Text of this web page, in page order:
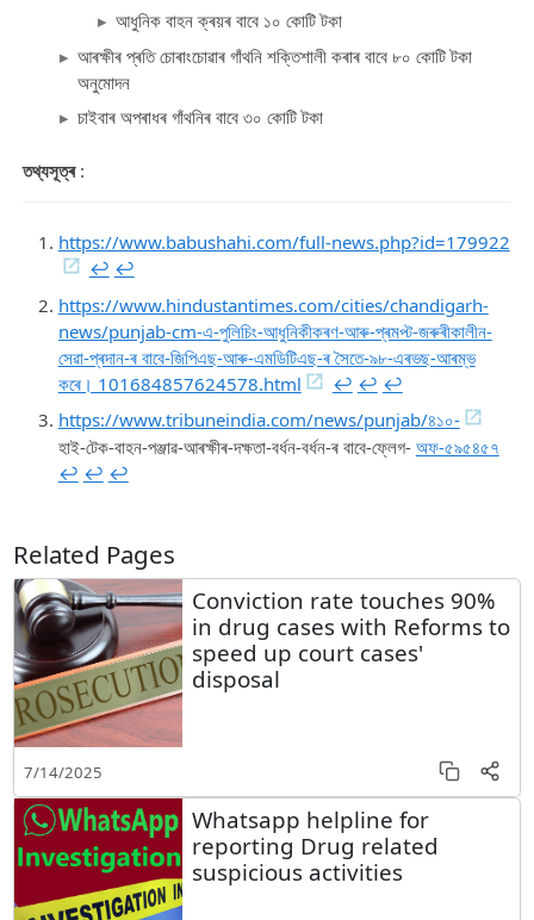
আধুনিক বাহন ক্ৰয়ৰ বাবে ১০ কোটি টকা
আৰক্ষীৰ প্ৰতি চোৰাংচোৱাৰ গাঁথনি শক্তিশালী কৰাৰ বাবে ৮০ কোটি টকা
অনুমোদন
চাইবাৰ অপৰাধৰ গাঁথনিৰ বাবে ৩০ কোটি টকা
তথ্যসূত্ৰ:
https://www.babushahi.com/full-news.php?id=179922
↩︎ ↩︎
https://www.hindustantimes.com/cities/chandigarh-
news/punjab-cm-এ-পুলিচিং-আধুনিকীকৰণ-আৰু-প্ৰমপ্ট-জৰুৰীকালীন-
সেৱা-প্ৰদান-ৰ বাবে-জিপিএছ-আৰু-এমডিটিএছ-ৰ সৈতে-৯৮-এৰভছ-আৰম্ভ
কৰে। 101684857624578.html
↩︎ ↩︎ ↩︎
https://www.tribuneindia.com/news/punjab/৪১০-
হাই-টেক-বাহন-পঞ্জাৱ-আৰক্ষীৰ-দক্ষতা-বৰ্ধন-বৰ্ধন-ৰ বাবে-ফ্লেগ- অফ-৫৯৫৪৫৭
↩︎ ↩︎ ↩︎
Related Pages
Conviction rate touches 90%
in drug cases with Reforms to
speed up court cases'
disposal
7/14/2025
Whatsapp helpline for
reporting Drug related
suspicious activities